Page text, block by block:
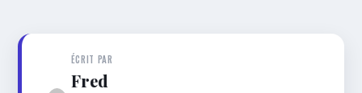
ÉCRIT PAR
Fred